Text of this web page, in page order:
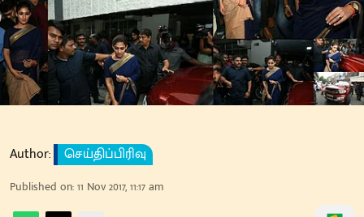
Author: செய்திப்பிரிவு
Published on:11 Nov 2017, 11:17 am